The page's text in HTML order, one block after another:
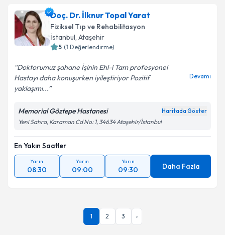
için bir takvim hazırlandığında e-posta ile
bilgilendireceğiz.
E-posta Adresiniz
kapsamda işlenmesini kabul ediyorum.
Doç. Dr. İlknur Topal Yarat
Fiziksel Tıp ve Rehabilitasyon
İstanbul, Ataşehir
5 (1 Değerlendirme)
Doktorumuz şahane İşinin Ehl-i Tam profesyonel
Hastayı daha konuşurken iyileştiriyor Pozitif
yaklaşımı...
Devamı
Memorial Göztepe Hastanesi Haritada Göster
Yeni Sahra, Karaman Cd No: 1, 34634 Ataşehir/İstanbul
En Yakın Saatler
Yarın
08:30
Yarın
09:00
Yarın
09:30 Daha Fazla
1 2 3 ›